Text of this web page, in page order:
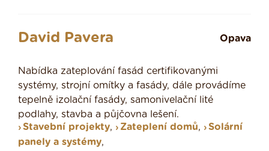
David Pavera Opava
Nabídka zateplování fasád certifikovanými
systémy, strojní omítky a fasády, dále provádíme
tepelně izolační fasády, samonivelační lité
podlahy, stavba a půjčovna lešení.
Stavební projekty, Zateplení domů,
Solární
panely a systémy,